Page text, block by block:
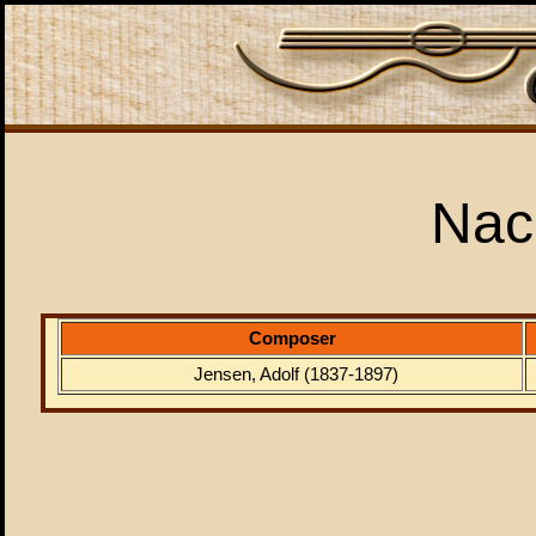
Composer
Jensen, Adolf (1837-1897)